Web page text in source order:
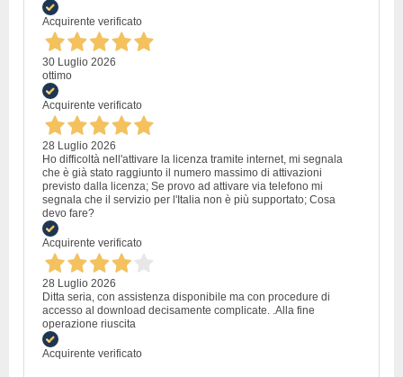
Acquirente verificato
30 Luglio 2026
ottimo
Acquirente verificato
28 Luglio 2026
Ho difficoltà nell'attivare la licenza tramite internet, mi segnala
che è già stato raggiunto il numero massimo di attivazioni
previsto dalla licenza; Se provo ad attivare via telefono mi
segnala che il servizio per l'Italia non è più supportato; Cosa
devo fare?
Acquirente verificato
28 Luglio 2026
Ditta seria, con assistenza disponibile ma con procedure di
accesso al download decisamente complicate. .Alla fine
operazione riuscita
Acquirente verificato